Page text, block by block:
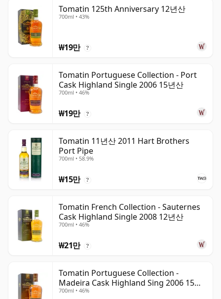
Tomatin 125th Anniversary 12년산
700ml • 43%
₩19만 ?
Tomatin Portuguese Collection - Port
Cask Highland Single 2006 15년산
700ml • 46%
₩19만 ?
Tomatin 11년산 2011 Hart Brothers
Port Pipe
700ml • 58.9%
₩15만 ?
Tomatin French Collection - Sauternes
Cask Highland Single 2008 12년산
700ml • 46%
₩21만 ?
Tomatin Portuguese Collection -
Madeira Cask Highland Sing 2006 15년
산
700ml • 46%